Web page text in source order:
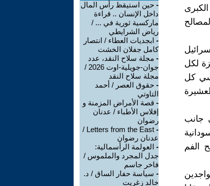
لكل
كل
جانب
الفم
- حين استيقظ رأس المال
داخل الإنسان .. قراءة
ماركسية ثورية في ... /
رياض الشرايطي
- ابجديات العطاء / انتصار
كامل جفلان الخشت
- مجلة سلاح النقد، عدد
جوان-جويلية-اوت 2026 /
مجلة سلاح النقد
- حقوق العصر / أحمد
التاوتي
- قصة الأمراض المزمنة و
إفلاس الأطباء / عدنان
رضوان
-
Letters from the East /
عدنان رضوان
- العولمة الرأسمالية:
جدل المجرد والملموس /
فاخر جاسم
- سياسة حفار الساق / د.
خالد زغريت